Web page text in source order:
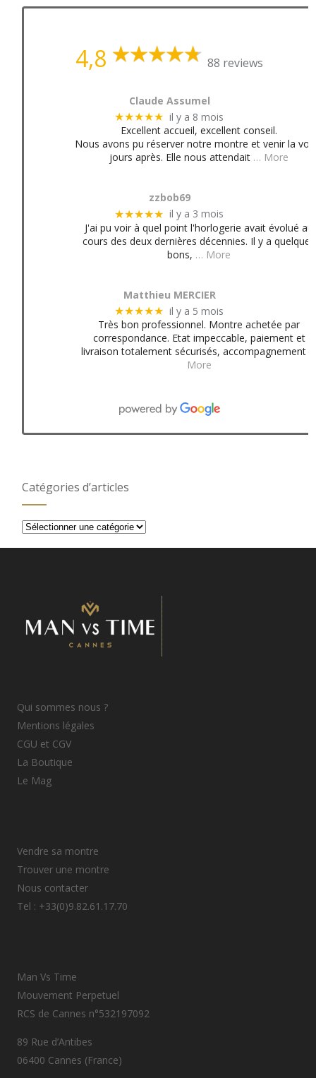
4,8 88 reviews
Claude Assumel
★★★★★ il y a 8 mois
Excellent accueil, excellent conseil.
Nous avons pu réserver notre montre et venir la
jours après. Elle nous attendait … More
zzbob69
★★★★★ il y a 3 mois
J'ai pu voir à quel point l'horlogerie avait évolué au
cours des deux dernières décennies. Il y a quelques
bons, … More
Matthieu MERCIER
★★★★★ il y a 5 mois
Très bon professionnel. Montre achetée par
correspondance. Etat impeccable, paiement et
livraison totalement sécurisés, accompagnement
More
Catégories d’articles
Catégories
Qui sommes nous ?
Mentions légales
CGU et CGV
La Boutique
Le Mag
Vendre sa montre
Trouver une montre
Nous contacter
Tel : +33(0)9.82.61.17.70
Man Vs Time
Mouvement Perpetuel
RCS de Cannes n°532197092
89 Rue d’Antibes
06400 Cannes (France)